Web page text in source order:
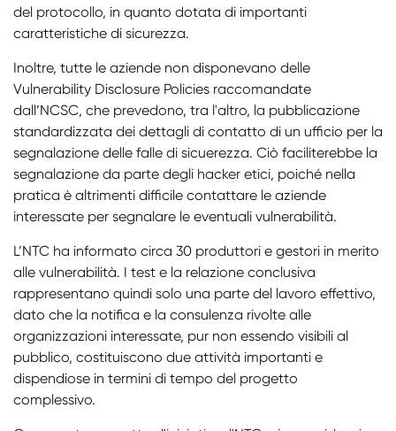
del protocollo, in quanto dotata di importanti
caratteristiche di sicurezza.
Inoltre, tutte le aziende non disponevano delle
Vulnerability Disclosure Policies raccomandate
dall’NCSC, che prevedono, tra l'altro, la pubblicazione
standardizzata dei dettagli di contatto di un ufficio per la
segnalazione delle falle di sicuerezza. Ciò faciliterebbe la
segnalazione da parte degli hacker etici, poiché nella
pratica è altrimenti difficile contattare le aziende
interessate per segnalare le eventuali vulnerabilità.
L’NTC ha informato circa 30 produttori e gestori in merito
alle vulnerabilità. I test e la relazione conclusiva
rappresentano quindi solo una parte del lavoro effettivo,
dato che la notifica e la consulenza rivolte alle
organizzazioni interessate, pur non essendo visibili al
pubblico, costituiscono due attività importanti e
dispendiose in termini di tempo del progetto
complessivo.